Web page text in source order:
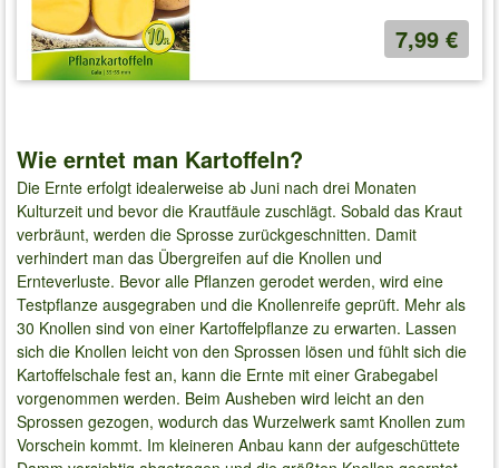
7,99 €
Wie erntet man Kartoffeln?
Die Ernte erfolgt idealerweise ab Juni nach drei Monaten
Kulturzeit und bevor die Krautfäule zuschlägt. Sobald das Kraut
verbräunt, werden die Sprosse zurückgeschnitten. Damit
verhindert man das Übergreifen auf die Knollen und
Ernteverluste. Bevor alle Pflanzen gerodet werden, wird eine
Testpflanze ausgegraben und die Knollenreife geprüft. Mehr als
30 Knollen sind von einer Kartoffelpflanze zu erwarten. Lassen
sich die Knollen leicht von den Sprossen lösen und fühlt sich die
Kartoffelschale fest an, kann die Ernte mit einer Grabegabel
vorgenommen werden. Beim Ausheben wird leicht an den
Sprossen gezogen, wodurch das Wurzelwerk samt Knollen zum
Vorschein kommt. Im kleineren Anbau kann der aufgeschüttete